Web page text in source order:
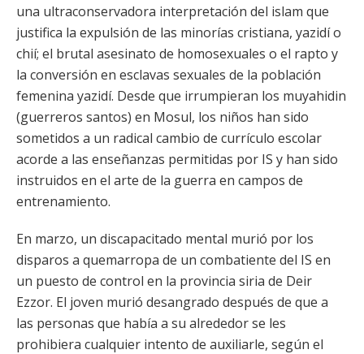
una ultraconservadora interpretación del islam que
justifica la expulsión de las minorías cristiana, yazidí o
chií; el brutal asesinato de homosexuales o el rapto y
la conversión en esclavas sexuales de la población
femenina yazidí. Desde que irrumpieran los muyahidin
(guerreros santos) en Mosul, los niños han sido
sometidos a un radical cambio de currículo escolar
acorde a las enseñanzas permitidas por IS y han sido
instruidos en el arte de la guerra en campos de
entrenamiento.
En marzo, un discapacitado mental murió por los
disparos a quemarropa de un combatiente del IS en
un puesto de control en la provincia siria de Deir
Ezzor. El joven murió desangrado después de que a
las personas que había a su alrededor se les
prohibiera cualquier intento de auxiliarle, según el